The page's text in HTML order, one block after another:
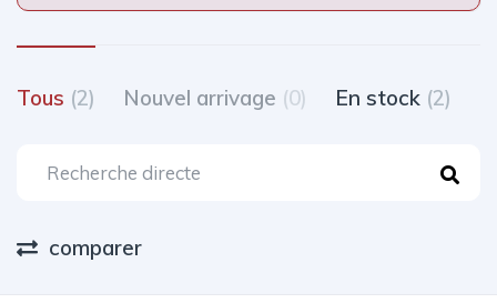
Tous (2) Nouvel arrivage (0) En stock (2)
comparer